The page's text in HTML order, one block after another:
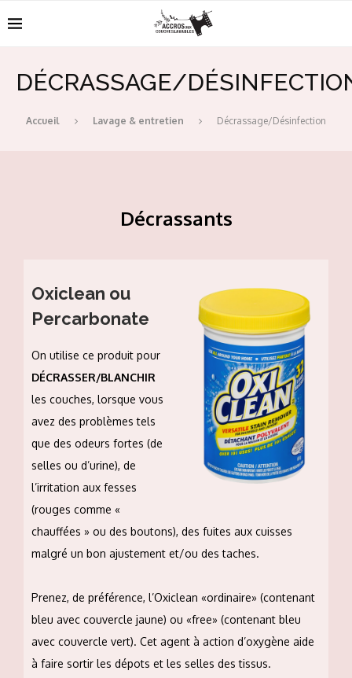
DÉCRASSAGE/
Accueil Lavage & entretien Décrassage/Désinfection
Décrassants
Oxiclean ou
Percarbonate
On utilise ce produit pour
DÉCRASSER/BLANCHIR
les couches, lorsque vous
avez des problèmes tels
que des odeurs fortes (de
selles ou d’urine), de
l’irritation aux fesses
(rouges comme «
chauffées » ou des boutons), des fuites aux cuisses
malgré un bon ajustement et/ou des taches.
Prenez, de préférence, l’Oxiclean «ordinaire» (contenant
bleu avec couvercle jaune) ou «free» (contenant bleu
avec couvercle vert). Cet agent à action d’oxygène aide
à faire sortir les dépots et les selles des tissus.